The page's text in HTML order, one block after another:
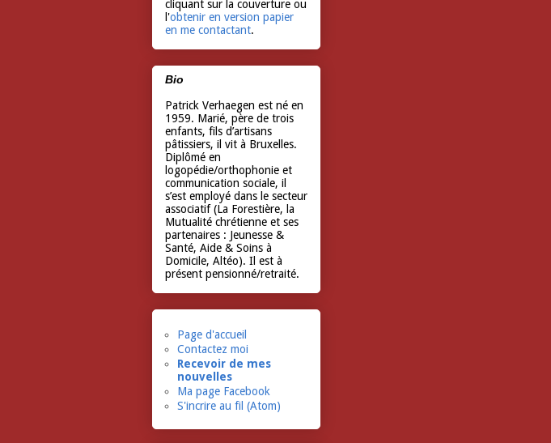
cliquant sur la couverture ou
l'obtenir en version papier
en me contactant.
Bio
Patrick Verhaegen est né en
1959. Marié, père de trois
enfants, fils d’artisans
pâtissiers, il vit à Bruxelles.
Diplômé en
logopédie/orthophonie et
communication sociale, il
s’est employé dans le secteur
associatif (La Forestière, la
Mutualité chrétienne et ses
partenaires : Jeunesse &
Santé, Aide & Soins à
Domicile, Altéo). Il est à
présent pensionné/retraité.
Page d'accueil
Contactez moi
Recevoir de mes
nouvelles
Ma page Facebook
S'incrire au fil (Atom)